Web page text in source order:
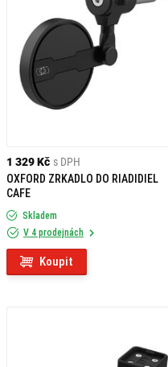
1 329 Kč s DPH
OXFORD ZRKADLO DO RIADIDIEL
CAFE
Skladem
V 4 prodejnách
Koupit